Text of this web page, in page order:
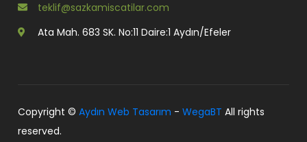
teklif@sazkamiscatilar.com
Ata Mah. 683 SK. No:11 Daire:1 Aydın/Efeler
Copyright ©Aydın Web Tasarım -WegaBT All rights
reserved.